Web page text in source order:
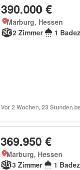
390.000 €
Marburg, Hessen
2 Zimmer
1
Vor 2 Wochen, 23 Stunden
369.950 €
Marburg, Hessen
3 Zimmer
1